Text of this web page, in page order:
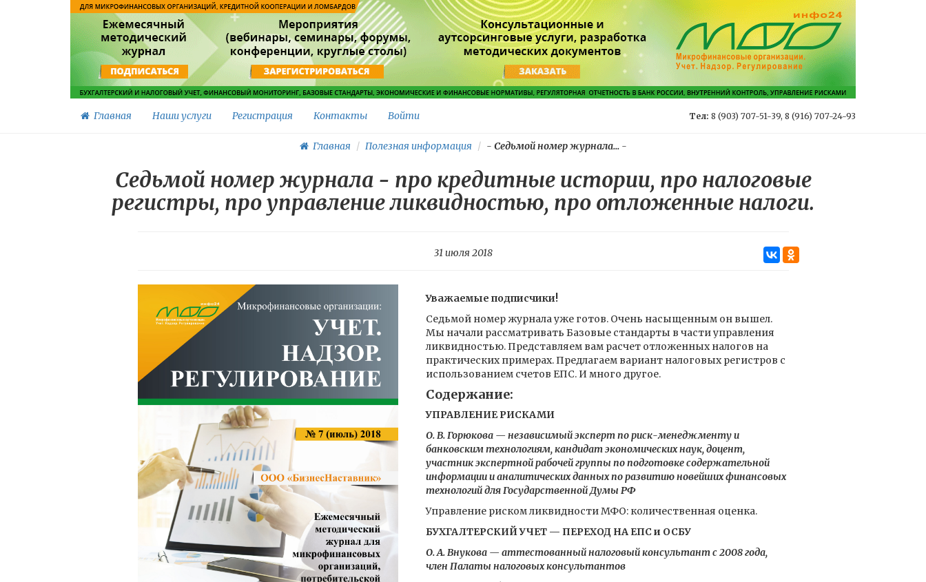
Главная Наши услуги Регистрация Контакты Войти Тел: 8 (903) 707-51-39, 8 (916) 707-24-93
Главная Полезная информация - Седьмой номер журнала...-
Седьмой номер журнала - про кредитные истории, про налоговые
регистры, про управление ликвидностью, про отложенные налоги.
31 июля 2018
Уважаемые подписчики!
Седьмой номер журнала уже готов. Очень насыщенным он вышел.
Мы начали рассматривать Базовые стандарты в части управления
ликвидностью. Представляем вам расчет отложенных налогов на
практических примерах. Предлагаем вариант налоговых регистров с
использованием счетов ЕПС. И много другое.
Содержание:
УПРАВЛЕНИЕ РИСКАМИ
О. В. Горюкова — независимый эксперт по риск-менеджменту и
банковским технологиям, кандидат экономических наук, доцент,
участник экспертной рабочей группы по подготовке содержательной
информации и аналитических данных по развитию новейших финансовых
технологий для Государственной Думы РФ
Управление риском ликвидности МФО: количественная оценка.
БУХГАЛТЕРСКИЙ УЧЕТ — ПЕРЕХОД НА ЕПС и ОСБУ
О. А. Внукова — аттестованный налоговый консультант с 2008 года,
член Палаты налоговых консультантов